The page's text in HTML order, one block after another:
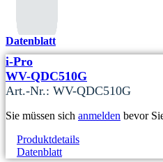
Datenblatt
i-Pro
WV-QDC510G
Art.-Nr.: WV-QDC510G
Sie müssen sich anmelden bevor
Produktdetails
Datenblatt